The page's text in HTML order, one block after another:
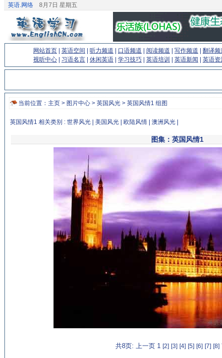
英语.网络 8月7日 星期五
网站首页 英语空间 听力频道 口语频道 阅读频道 写作频道
翻译频
视听中心
习语名言 休闲英语 学习技巧 英语培训 英语新闻 英语资
当前位置： 主页 > 图片中心 > 英国风光 > 英国风情1 组图
英国风情1 相关类别 : 世界风光 美国风光 欧陆风情 澳洲风光
图集：英国风情1
共8页: 上一页 1 [2] [3] [4] [5] [6] [7] [8]